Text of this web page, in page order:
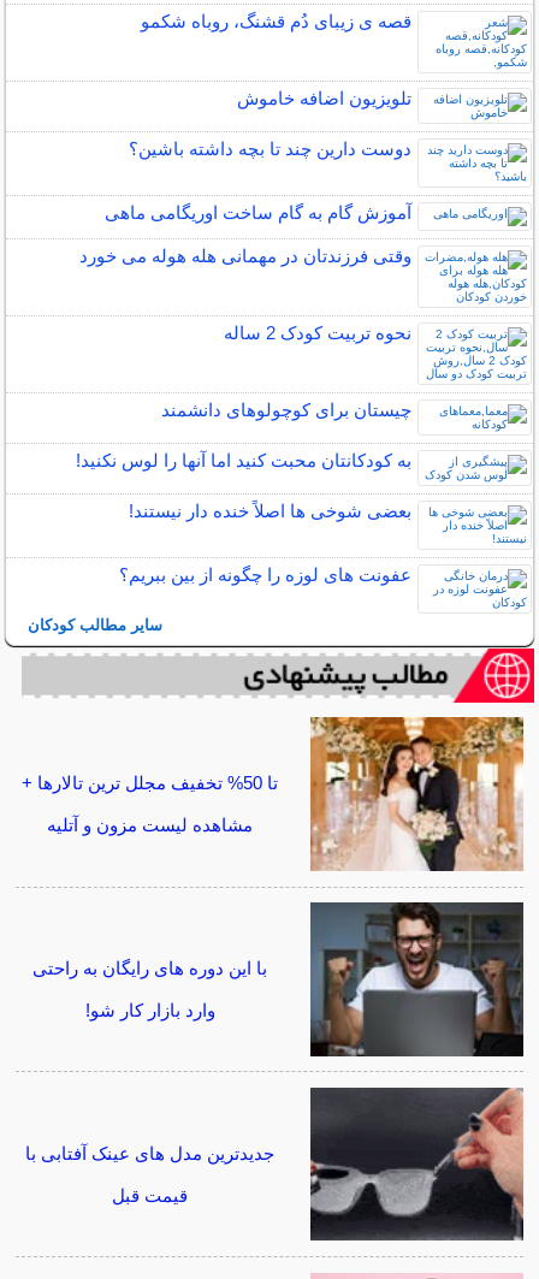
قصه ی زیبای دُم قشنگ، روباه شکمو
تلویزیون اضافه خاموش
دوست دارین چند تا بچه داشته باشین؟
آموزش گام به گام ساخت اوریگامی ماهی
وقتی فرزندتان در مهمانی هله هوله می خورد
نحوه تربیت کودک 2 ساله
چیستان برای کوچولوهای دانشمند
به کودکانتان محبت کنید اما آنها را لوس نکنید!
بعضی شوخی ها اصلاً خنده دار نیستند!
عفونت های لوزه را چگونه از بین ببریم؟
سایر مطالب کودکان
تا 50% تخفیف مجلل ترین تالارها +
مشاهده لیست مزون و آتلیه
با این دوره های رایگان به راحتی
وارد بازار کار شو!
جدیدترین مدل های عینک آفتابی با
قیمت قبل